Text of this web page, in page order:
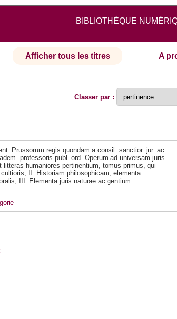
BIBLIOTHÈQUE
Afficher tous les titres A
Classer par :
Prussorum regis quondam a consil. sanctior. jur. ac
professoris publ. ord. Operum ad universam juris
litteras humaniores pertinentium, tomus primus, qui
II. Historiam philosophicam, elementa
III. Elementa juris naturae ac gentium